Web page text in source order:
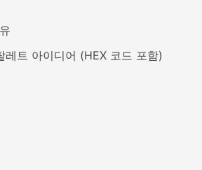
트 아이디어 (HEX 코드 포함)